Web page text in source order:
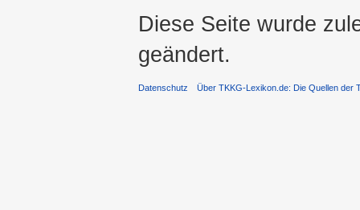
Diese Seite wurde
geändert.
Datenschutz Über TKKG-Lexikon.de: Die Quellen der